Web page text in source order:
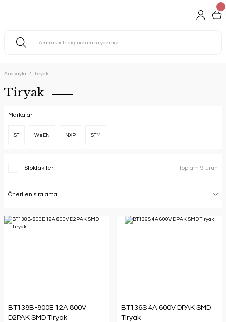
Anasayfa Tiryak
Tiryak
Markalar
ST WeEN NXP STM
Stoktakiler Toplam 9 ürün
BT138B-800E 12A 800V
D2PAK SMD Tiryak
BT136S 4A 600V DPAK SMD
Tiryak